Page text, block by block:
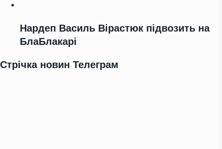
Нардеп Василь Вірастюк підвозить на
БлаБлакарі
Стрічка новин Телеграм